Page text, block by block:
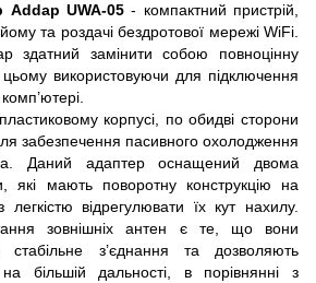
Addap UWA-05 - компактний пристрій,
та роздачі бездротової мережі WiFi.
здатний замінити собою повноцінну
використовуючи для підключення
корпусі, по обидві сторони
забезпечення пасивного охолодження
Даний адаптер оснащений двома
які мають поворотну конструкцію на
відрегулювати їх кут нахилу.
зовнішніх антен є те, що вони
стабільне з’єднання та дозволяють
більшій дальності, в порівнянні з